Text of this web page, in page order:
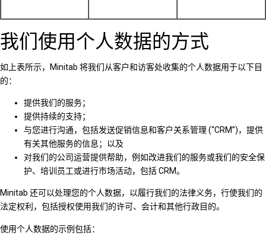
我们使用个人数据的方式
如上表所示，Minitab 将我们从客户和访客处收集的个人数据用于以下目
的：
提供我们的服务；
提供持续的支持；
与您进行沟通，包括发送促销信息和客户关系管理 (“CRM”)，提供
有关其他服务的信息；以及
对我们的公司运营提供帮助，例如改进我们的服务或我们的安全保
护、培训员工或进行市场活动，包括 CRM。
Minitab 还可以处理您的个人数据，以履行我们的法律义务，行使我们的
法定权利，包括授权使用我们的许可、会计和其他行政目的。
使用个人数据的示例包括：